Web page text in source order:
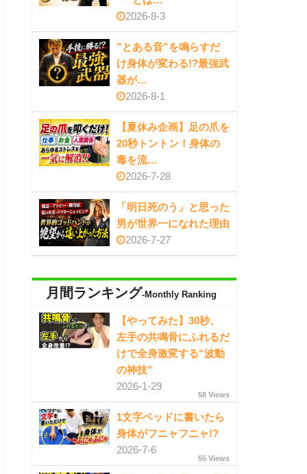
2026-8-3
”とある音”を鳴らすだ
け身体が変わる!?最強武
器が…
2026-8-1
【夏休み企画】足の爪を
20秒トントン！身体の
毒を流…
2026-7-28
「明日死のう」と思った
男が世界一になれた理由
2026-7-27
月間ランキング-Monthly Ranking
【やってみた】30秒、
左手の共鳴骨にふれるだ
けで全身激変する“波動
の神技”
2026-1-29
58 Views
1文字ベッドに書いたら
身体がフニャフニャ!?
2026-7-6
55 Views